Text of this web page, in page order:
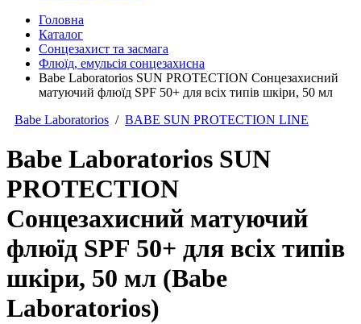
Головна
Каталог
Сонцезахист та засмага
Флюїд, емульсія сонцезахисна
Babe Laboratorios SUN PROTECTION Сонцезахисний
матуючий флюїд SPF 50+ для всіх типів шкіри, 50 мл
Babe Laboratorios / BABE SUN PROTECTION LINE
Babe Laboratorios SUN
PROTECTION
Сонцезахисний матуючий
флюїд SPF 50+ для всіх типів
шкіри, 50 мл (Babe
Laboratorios)